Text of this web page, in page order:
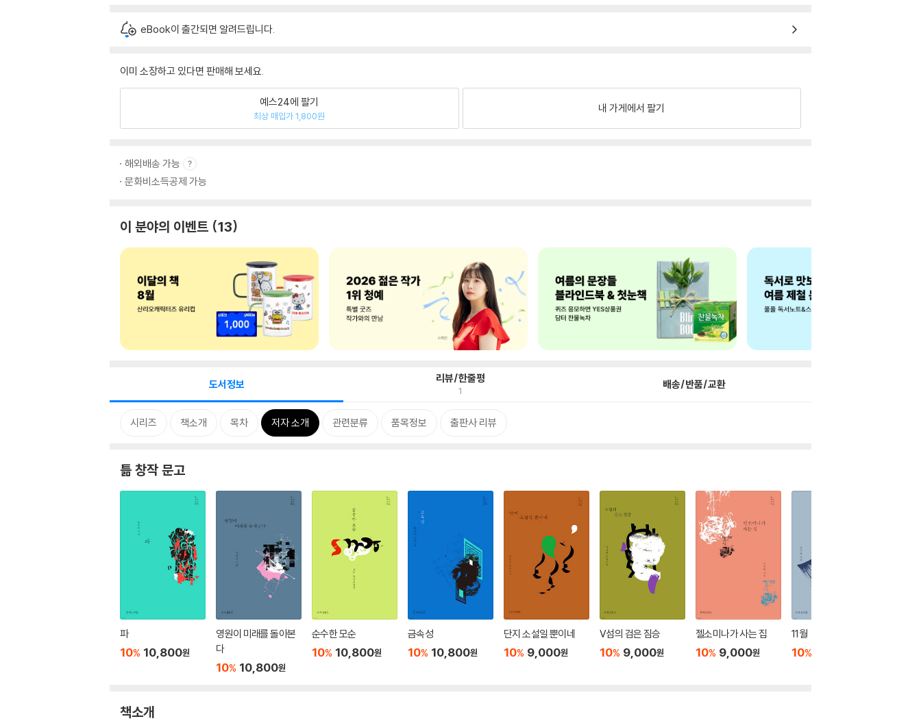
eBook이 출간되면 알려드립니다.
이미 소장하고 있다면 판매해 보세요.
예스24에 팔기
최상 매입가 1,800원
내 가게에서 팔기
해외배송 가능
문화비소득공제 가능
이 분야의 이벤트 13
도서정보 리뷰/한줄평
1 배송/반품/교환
시리즈 책소개 목차 저자 소개 관련분류 품목정보 출판사 리뷰
틂 창작 문고
파
10% 10,800원
영원이 미래를 돌아본
다
10% 10,800원
순수한 모순
10% 10,800원
금속성
10% 10,800원
단지 소설일 뿐이네
10% 9,000원
V섬의 검은 짐승
10% 9,000원
젤소미나가 사는 집
10% 9,000원
11월
10%
책소개